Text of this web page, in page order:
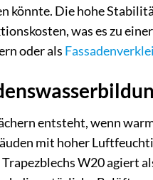
könnte. Die hohe
was es zu
oder als
entsteht, wenn
mit hoher
W20 agiert